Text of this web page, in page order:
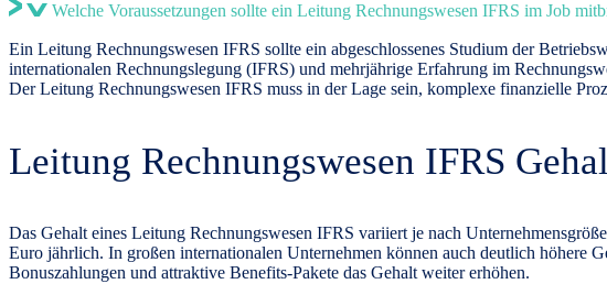
Welche Voraussetzungen sollte ein Leitung Rechnungswesen IFRS im Job
Ein Leitung Rechnungswesen IFRS sollte ein abgeschlossenes Studium der
internationalen Rechnungslegung (IFRS) und mehrjährige Erfahrung im
Der Leitung Rechnungswesen IFRS muss in der Lage sein, komplexe finanzielle
Leitung Rechnungswesen IFRS
Das Gehalt eines Leitung Rechnungswesen IFRS variiert je nach
Euro jährlich. In großen internationalen Unternehmen können auch deutlich höhere
Bonuszahlungen und attraktive Benefits-Pakete das Gehalt weiter erhöhen.